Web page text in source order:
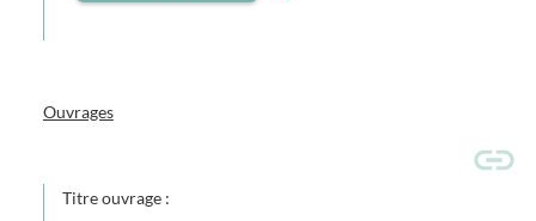
Ouvrages
Titre ouvrage :